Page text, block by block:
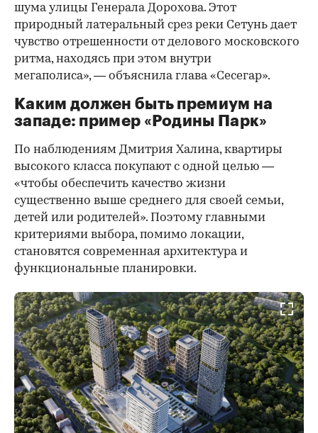
шума улицы Генерала Дорохова. Этот
природный латеральный срез реки Сетунь дает
чувство отрешенности от делового московского
ритма, находясь при этом внутри
мегаполиса», — объяснила глава «Сесегар».
Каким должен быть премиум на
западе: пример «Родины Парк»
По наблюдениям Дмитрия Халина, квартиры
высокого класса покупают с одной целью —
«чтобы обеспечить качество жизни
существенно выше среднего для своей семьи,
детей или родителей». Поэтому главными
критериями выбора, помимо локации,
становятся современная архитектура и
функциональные планировки.